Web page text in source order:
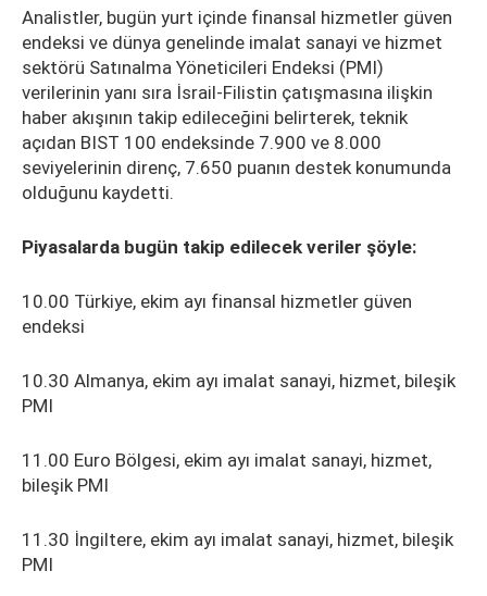
Analistler, bugün yurt içinde finansal hizmetler güven
endeksi ve dünya genelinde imalat sanayi ve hizmet
sektörü Satınalma Yöneticileri Endeksi (PMI)
verilerinin yanı sıra İsrail-Filistin çatışmasına ilişkin
haber akışının takip edileceğini belirterek, teknik
açıdan BIST 100 endeksinde 7.900 ve 8.000
seviyelerinin direnç, 7.650 puanın destek konumunda
olduğunu kaydetti.
Piyasalarda bugün takip edilecek veriler şöyle:
10.00 Türkiye, ekim ayı finansal hizmetler güven
endeksi
10.30 Almanya, ekim ayı imalat sanayi, hizmet, bileşik
PMI
11.00 Euro Bölgesi, ekim ayı imalat sanayi, hizmet,
bileşik PMI
11.30 İngiltere, ekim ayı imalat sanayi, hizmet, bileşik
PMI